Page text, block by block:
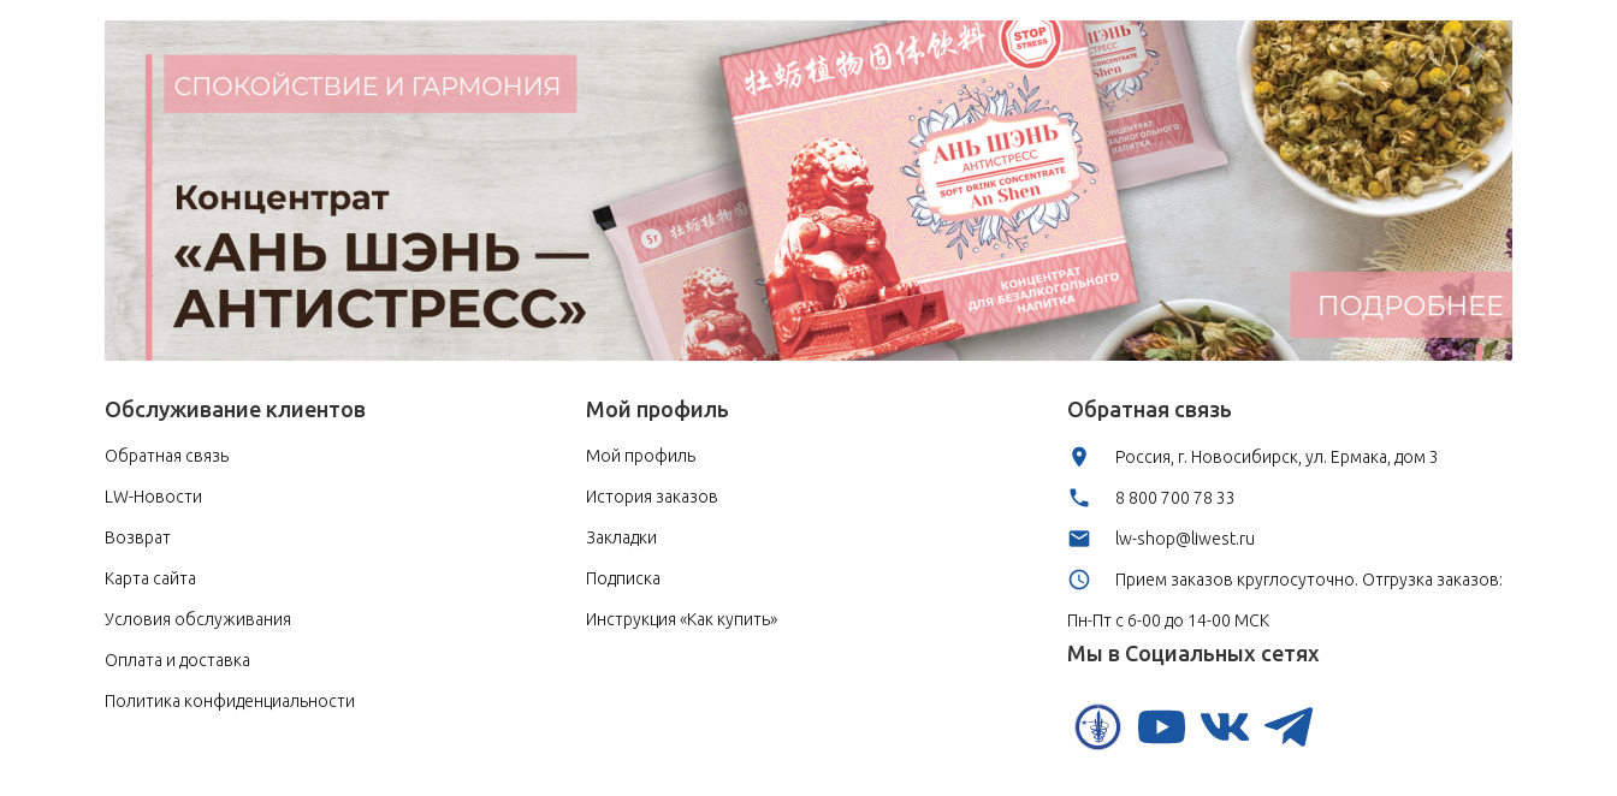
Обслуживание клиентов
Обратная связь
LW-Новости
Возврат
Карта сайта
Условия обслуживания
Оплата и доставка
Политика конфиденциальности
Мой профиль
Мой профиль
История заказов
Закладки
Подписка
Инструкция «Как купить»
Обратная связь
Россия, г. Новосибирск, ул. Ермака, дом 3
8 800 700 78 33
lw-shop@liwest.ru
Прием заказов круглосуточно. Отгрузка заказов:
Пн-Пт с 6-00 до 14-00 МСК
Мы в Социальных сетях